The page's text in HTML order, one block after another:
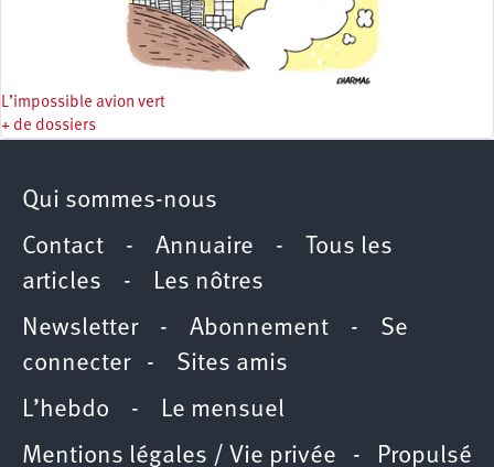
L’impossible avion vert
+ de dossiers
Qui sommes-nous
Contact - Annuaire -
Tous les
articles - Les nôtres
Newsletter- Abonnement - Se
connecter- Sites amis
L’hebdo - Le mensuel
Mentions légales / Vie privée - Propulsé